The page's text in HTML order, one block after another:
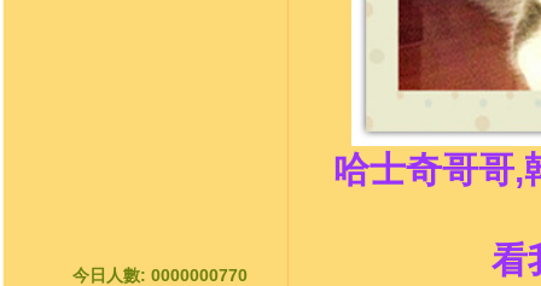
今日人數: 0000000770
哈士奇哥哥,
看